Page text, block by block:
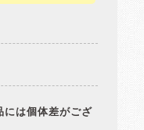
には個体差がござ